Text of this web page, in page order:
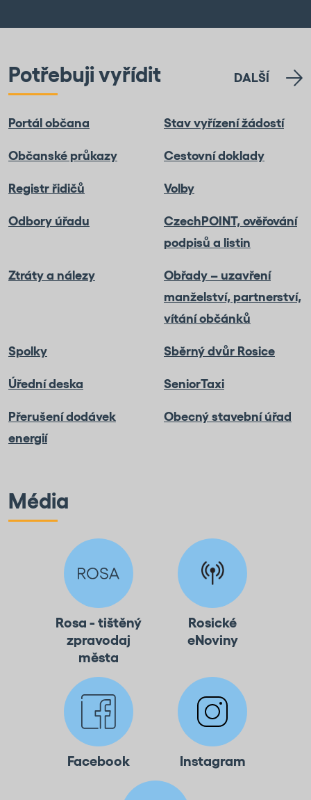
Potřebuji vyřídit DALŠÍ
Portál občana Stav vyřízení žádostí
Občanské průkazy Cestovní doklady
Registr řidičů Volby
Odbory úřadu
CzechPOINT, ověřování
podpisů a listin
Ztráty a nálezy
Obřady – uzavření
manželství, partnerství,
vítání občánků
Spolky Sběrný dvůr Rosice
Úřední deska SeniorTaxi
Přerušení dodávek
energií
Obecný stavební úřad
Média
Rosa - tištěný
zpravodaj
města
Rosické
eNoviny
Facebook Instagram